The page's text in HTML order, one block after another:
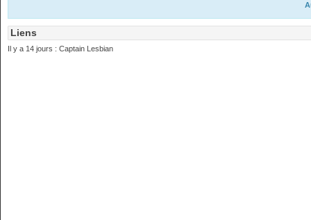
Liens
Il y a 14 jours : Captain Lesbian